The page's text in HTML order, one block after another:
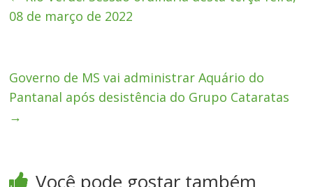
08 de março de 2022
Governo de MS vai administrar Aquário do
Pantanal após desistência do Grupo Cataratas
→
Você pode gostar também